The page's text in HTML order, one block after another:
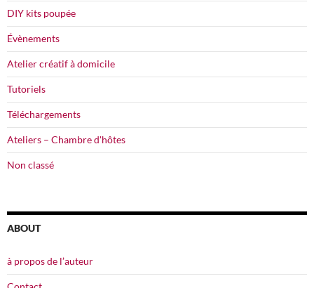
DIY kits poupée
Évènements
Atelier créatif à domicile
Tutoriels
Téléchargements
Ateliers – Chambre d'hôtes
Non classé
ABOUT
à propos de l’auteur